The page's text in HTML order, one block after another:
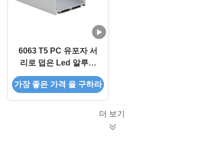
6063 T5 PC 유포자 서
리로 덥은 Led 알루미
늄 밀어남 양극 처리된
IP44
가장 좋은 가격 을 구하라
더 보기